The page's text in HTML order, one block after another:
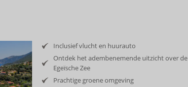
Inclusief vlucht en huurauto
Ontdek het adembenemende uitzicht over de
Egeïsche Zee
Prachtige groene omgeving